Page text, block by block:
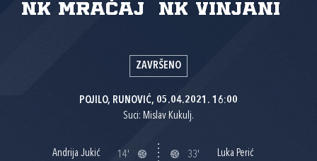
NK Mračaj NK Vinjani
ZAVRŠENO
POJILO, RUNOVIĆ, 05.04.2021. 16:00
Suci: Mislav Kukulj.
Andrija Jukić
14'
33' Luka Perić